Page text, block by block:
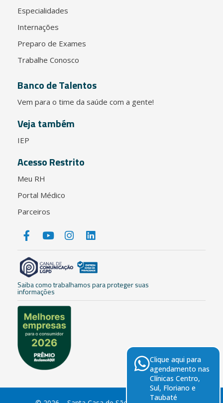
Especialidades
Internações
Preparo de Exames
Trabalhe Conosco
Banco de Talentos
Vem para o time da saúde com a gente!
Veja também
IEP
Acesso Restrito
Meu RH
Portal Médico
Parceiros
Saiba como trabalhamos para proteger suas
informações
Clique aqui para
agendamento nas
Clínicas Centro,
Sul, Floriano e
Taubaté